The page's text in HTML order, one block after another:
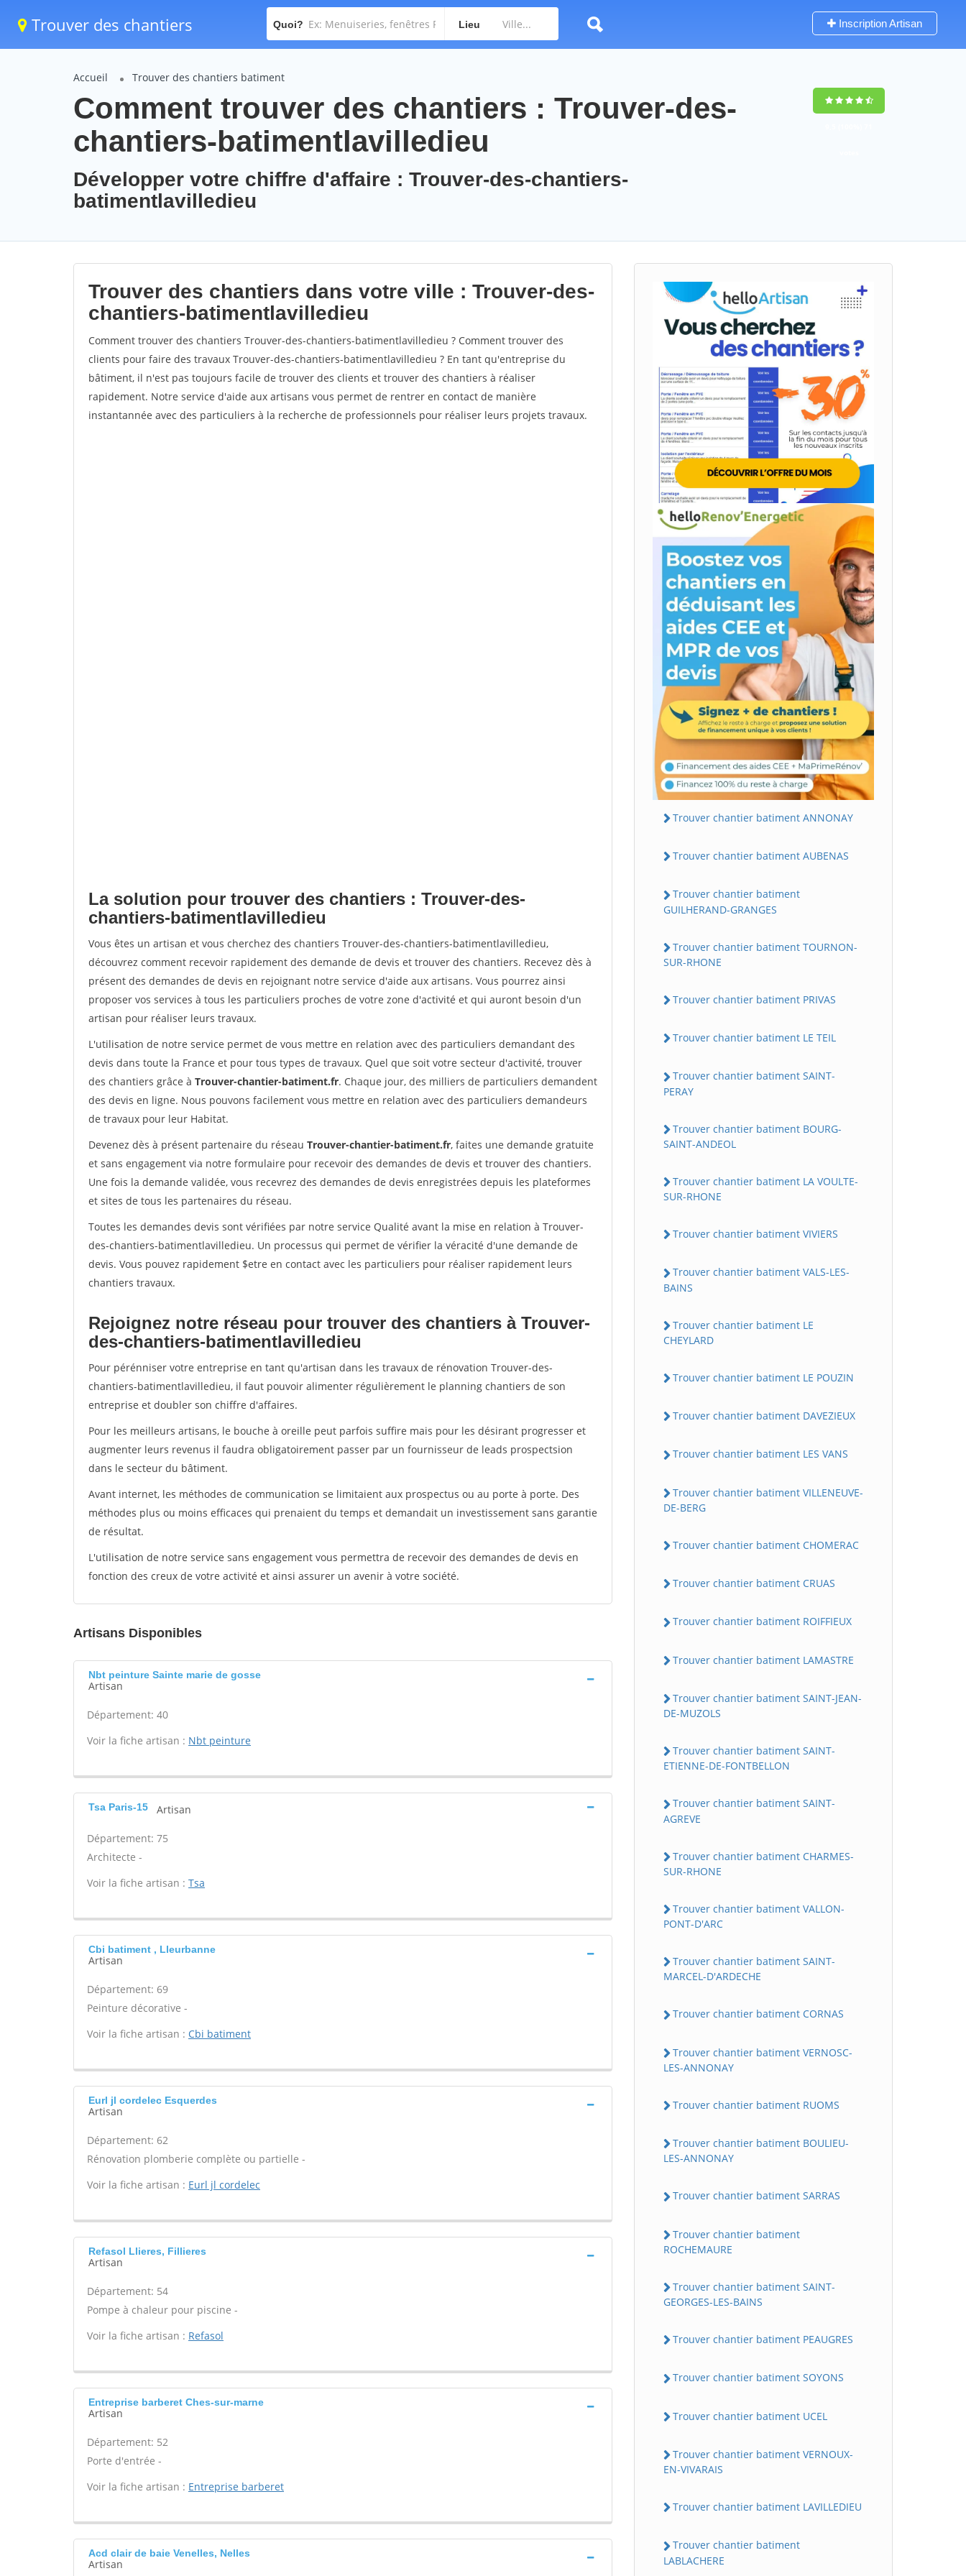
Trouver des chantiers Quoi? Lieu Inscription Artisan
Accueil Trouver des chantiers batiment
Comment trouver des chantiers : Trouver-des-
chantiers-batimentlavilledieu
Développer votre chiffre d'affaire : Trouver-des-chantiers-
batimentlavilledieu
Trouver des chantiers dans votre ville : Trouver-des-
chantiers-batimentlavilledieu
Comment trouver des chantiers Trouver-des-chantiers-batimentlavilledieu ? Comment trouver des
clients pour faire des travaux Trouver-des-chantiers-batimentlavilledieu ? En tant qu'entreprise du
bâtiment, il n'est pas toujours facile de trouver des clients et trouver des chantiers à réaliser
rapidement. Notre service d'aide aux artisans vous permet de rentrer en contact de manière
instantannée avec des particuliers à la recherche de professionnels pour réaliser leurs projets travaux.
La solution pour trouver des chantiers : Trouver-des-
chantiers-batimentlavilledieu
Vous êtes un artisan et vous cherchez des chantiers Trouver-des-chantiers-batimentlavilledieu,
découvrez comment recevoir rapidement des demande de devis et trouver des chantiers. Recevez dès à
présent des demandes de devis en rejoignant notre service d'aide aux artisans. Vous pourrez ainsi
proposer vos services à tous les particuliers proches de votre zone d'activité et qui auront besoin d'un
artisan pour réaliser leurs travaux.
L'utilisation de notre service permet de vous mettre en relation avec des particuliers demandant des
devis dans toute la France et pour tous types de travaux. Quel que soit votre secteur d'activité, trouver
des chantiers grâce à Trouver-chantier-batiment.fr. Chaque jour, des milliers de particuliers demandent
des devis en ligne. Nous pouvons facilement vous mettre en relation avec des particuliers demandeurs
de travaux pour leur Habitat.
Devenez dès à présent partenaire du réseau Trouver-chantier-batiment.fr, faites une demande gratuite
et sans engagement via notre formulaire pour recevoir des demandes de devis et trouver des chantiers.
Une fois la demande validée, vous recevrez des demandes de devis enregistrées depuis les plateformes
et sites de tous les partenaires du réseau.
Toutes les demandes devis sont vérifiées par notre service Qualité avant la mise en relation à Trouver-
des-chantiers-batimentlavilledieu. Un processus qui permet de vérifier la véracité d'une demande de
devis. Vous pouvez rapidement $etre en contact avec les particuliers pour réaliser rapidement leurs
chantiers travaux.
Rejoignez notre réseau pour trouver des chantiers à Trouver-
des-chantiers-batimentlavilledieu
Pour pérénniser votre entreprise en tant qu'artisan dans les travaux de rénovation Trouver-des-
chantiers-batimentlavilledieu, il faut pouvoir alimenter régulièrement le planning chantiers de son
entreprise et doubler son chiffre d'affaires.
Pour les meilleurs artisans, le bouche à oreille peut parfois suffire mais pour les désirant progresser et
augmenter leurs revenus il faudra obligatoirement passer par un fournisseur de leads prospectsion
dans le secteur du bâtiment.
Avant internet, les méthodes de communication se limitaient aux prospectus ou au porte à porte. Des
méthodes plus ou moins efficaces qui prenaient du temps et demandait un investissement sans garantie
de résultat.
L'utilisation de notre service sans engagement vous permettra de recevoir des demandes de devis en
fonction des creux de votre activité et ainsi assurer un avenir à votre société.
Artisans Disponibles
Nbt peinture Sainte marie de gosse
Artisan
Département: 40
Voir la fiche artisan : Nbt peinture
Tsa Paris-15 Artisan
Département: 75
Architecte -
Voir la fiche artisan : Tsa
Cbi batiment , Lleurbanne
Artisan
Département: 69
Peinture décorative -
Voir la fiche artisan : Cbi batiment
Eurl jl cordelec Esquerdes
Artisan
Département: 62
Rénovation plomberie complète ou partielle -
Voir la fiche artisan : Eurl jl cordelec
Refasol Llieres, Fillieres
Artisan
Département: 54
Pompe à chaleur pour piscine -
Voir la fiche artisan : Refasol
Entreprise barberet Ches-sur-marne
Artisan
Département: 52
Porte d'entrée -
Voir la fiche artisan : Entreprise barberet
Acd clair de baie Venelles, Nelles
Artisan
Trouver chantier batiment ANNONAY
Trouver chantier batiment AUBENAS
Trouver chantier batiment
GUILHERAND-GRANGES
Trouver chantier batiment TOURNON-
SUR-RHONE
Trouver chantier batiment PRIVAS
Trouver chantier batiment LE TEIL
Trouver chantier batiment SAINT-
PERAY
Trouver chantier batiment BOURG-
SAINT-ANDEOL
Trouver chantier batiment LA VOULTE-
SUR-RHONE
Trouver chantier batiment VIVIERS
Trouver chantier batiment VALS-LES-
BAINS
Trouver chantier batiment LE
CHEYLARD
Trouver chantier batiment LE POUZIN
Trouver chantier batiment DAVEZIEUX
Trouver chantier batiment LES VANS
Trouver chantier batiment VILLENEUVE-
DE-BERG
Trouver chantier batiment CHOMERAC
Trouver chantier batiment CRUAS
Trouver chantier batiment ROIFFIEUX
Trouver chantier batiment LAMASTRE
Trouver chantier batiment SAINT-JEAN-
DE-MUZOLS
Trouver chantier batiment SAINT-
ETIENNE-DE-FONTBELLON
Trouver chantier batiment SAINT-
AGREVE
Trouver chantier batiment CHARMES-
SUR-RHONE
Trouver chantier batiment VALLON-
PONT-D'ARC
Trouver chantier batiment SAINT-
MARCEL-D'ARDECHE
Trouver chantier batiment CORNAS
Trouver chantier batiment VERNOSC-
LES-ANNONAY
Trouver chantier batiment RUOMS
Trouver chantier batiment BOULIEU-
LES-ANNONAY
Trouver chantier batiment SARRAS
Trouver chantier batiment
ROCHEMAURE
Trouver chantier batiment SAINT-
GEORGES-LES-BAINS
Trouver chantier batiment PEAUGRES
Trouver chantier batiment SOYONS
Trouver chantier batiment UCEL
Trouver chantier batiment VERNOUX-
EN-VIVARAIS
Trouver chantier batiment LAVILLEDIEU
Trouver chantier batiment
LABLACHERE